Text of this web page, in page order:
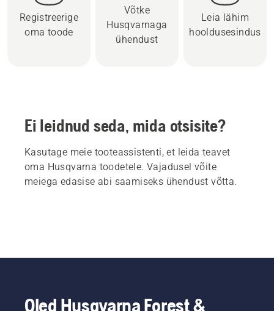
Registreerige
oma toode
Võtke
Husqvarnaga
ühendust
Leia lähim
hooldusesindus
Ei leidnud seda, mida otsisite?
Kasutage meie tooteassistenti, et leida teavet
oma Husqvarna toodetele. Vajadusel võite
meiega edasise abi saamiseks ühendust võtta.
Oled Husqvarna Forest &